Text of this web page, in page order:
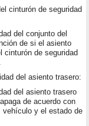
cinturón de seguridad
del conjunto del
de si el asiento
cinturón de seguridad
del asiento trasero:
del asiento trasero
de acuerdo con
vehículo y el estado de